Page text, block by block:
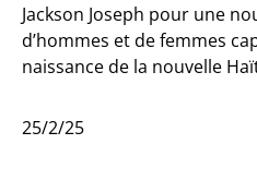
Jackson Joseph pour une
d’hommes et de femmes
naissance de la nouvelle
25/2/25